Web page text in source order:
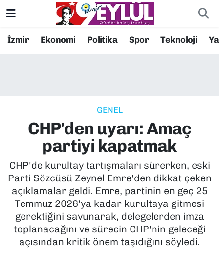
İzmir Ekonomi Politika Spor Teknoloji
GENEL
CHP'den uyarı: Amaç
partiyi kapatmak
CHP'de kurultay tartışmaları sürerken, eski
Parti Sözcüsü Zeynel Emre'den dikkat çeken
açıklamalar geldi. Emre, partinin en geç 25
Temmuz 2026'ya kadar kurultaya gitmesi
gerektiğini savunarak, delegelerden imza
toplanacağını ve sürecin CHP'nin geleceği
açısından kritik önem taşıdığını söyledi.
Resmi İlanlar
EKONOMİ
KÜLTÜR SANAT
MAGAZİN
POLİTİKA
SAĞLIK
Konak Nöbetçi Eczaneler
Süper Lig Puan Durumu ve Fikstür
Tüm Manşetler
Son Dakika Haberleri
Haber Arşivi